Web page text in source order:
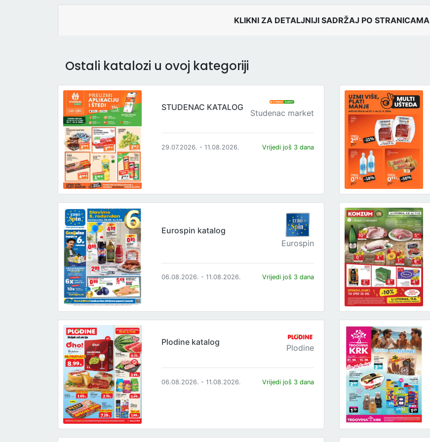
KLIKNI ZA DETALJNIJI SADRŽAJ PO STRANICAMA
Ostali katalozi u ovoj kategoriji
STUDENAC KATALOG
Studenac market
29.07.2026. - 11.08.2026. Vrijedi još 3 dana
Eurospin katalog
Eurospin
06.08.2026. - 11.08.2026. Vrijedi još 3 dana
Plodine katalog
Plodine
06.08.2026. - 11.08.2026. Vrijedi još 3 dana